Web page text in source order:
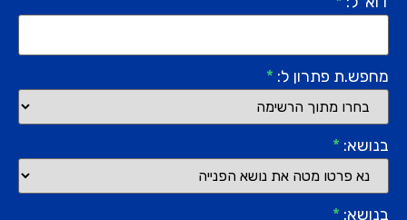
מחפש.ת פתרון ל: *
בנושא: *
בנושא: *